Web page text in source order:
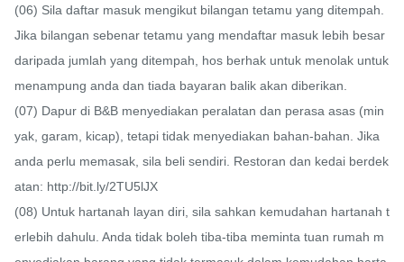
(06) Sila daftar masuk mengikut bilangan tetamu yang ditempah.
Jika bilangan sebenar tetamu yang mendaftar masuk lebih besar
daripada jumlah yang ditempah, hos berhak untuk menolak untuk
menampung anda dan tiada bayaran balik akan diberikan.
(07) Dapur di B&B menyediakan peralatan dan perasa asas (min
yak, garam, kicap), tetapi tidak menyediakan bahan-bahan. Jika
anda perlu memasak, sila beli sendiri. Restoran dan kedai berdek
atan: http://bit.ly/2TU5lJX
(08) Untuk hartanah layan diri, sila sahkan kemudahan hartanah t
erlebih dahulu. Anda tidak boleh tiba-tiba meminta tuan rumah m